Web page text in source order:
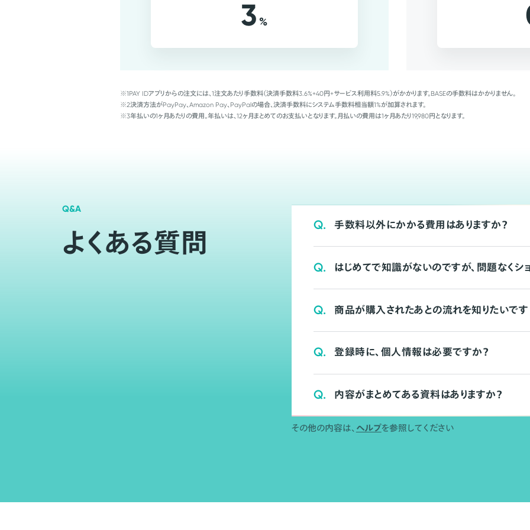
3 %
※1PAY IDアプリからの注文には、1注文あたり手数料（決済手数料3.6%+40円+サービス利用料5.9%）がかかります。BASEの手数料はかかりません。
※2決済方法がPayPay、Amazon Pay、PayPalの場合、決済手数料にシステム手数料相当額1%が加算されます。
※3年払いの1ヶ月あたりの費用。年払いは、12ヶ月まとめてのお支払いとなります。月払いの費用は1ヶ月あたり19,980円となります。
Q&A
よくある質問
Q. 手数料以外にかかる費用はありますか？
Q. はじめてで知識がないのですが、問題なくシ
Q. 商品が購入されたあとの流れを知りたいです
Q. 登録時に、個人情報は必要ですか？
Q. 内容がまとめてある資料はありますか？
その他の内容は、 ヘルプを参照してください